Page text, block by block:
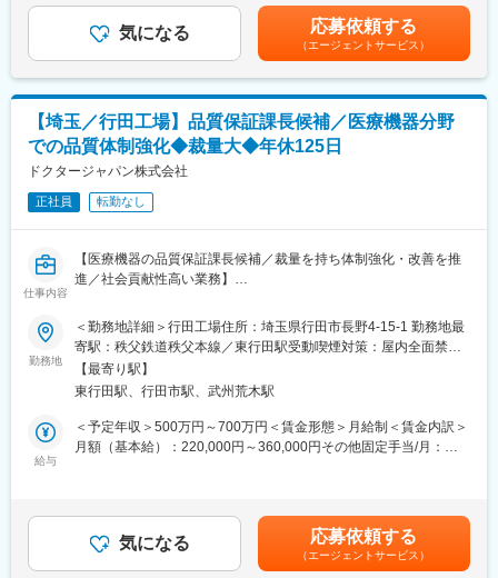
患者様の生活を支える医療機器を扱うため、自分の仕事が社会貢
献につながる実感を得られます。
・幅広い技術が身につく
設計・製造・修理・品質改善まで一貫して携わることができるた
め、技術者として総合的なスキルを習得できます。
・海外技術にも触れられる
自社製品だけでなく海外メーカー製品も取り扱うため、最新の医
療機器技術に触れる機会があります。
・少数精鋭だから裁量が大きい
一人ひとりの役割が広く、自ら考え提案しながら仕事を進められ
変更の範囲：会社の定める業務
日々の業務は拠点内での整備対応が中心となり、チームで協力し
ながら作業を進めていただきます。
■業務詳細：
・自社製品の分解・整備・組立
≪対象製品≫ ノンシールポンプ、往復動ポンプなど
≪使用工具≫ レンチ、ラチェット、スパナなどの一般工具
・故障・トラブルが発生したポンプの原因調査
・作業報告書や台帳などの業務記録入力
≪使用システム≫ kintone、AS400など
・作業手順や業務フローの改善・標準化
・その他、整備品質向上に向けた改善業務
■働き方：
基本的には、求人票記載の勤務地である埼玉拠点での勤務が中心
です。
1日の業務は整備対応がメインとなり、チームで協力しながら案件
整備案件は、短期間で完了するものから、数カ月かけて対応する
ものまでさまざまです。
出張先の例としては宮崎などがあります。
まれに土日対応が発生する場合がありますが、その際は平日に振
替休日を取得いただきます。
り、選考を通じて上下する可能性があります。月給(月額)は固定手
当を含めた表記です。
気になる 応募依頼する
（エージェントサービス）
【埼玉／行田工場】品質保証課長候補／医療機器分野
での品質体制強化◆裁量大◆年休125日
ドクタージャパン株式会社
正社員 転勤なし
仕事内容
【医療機器の品質保証課長候補／裁量を持ち体制強化・改善を推
進／社会貢献性高い業務】
■業務概要
当社の医療機器製品に関する品質保証課長候補として、品質維
持・向上のための業務推進と品質保証体制の強化を担っていただ
きます。事業拡大および取扱製品の増加に伴い、製品品質を守り
顧客満足度向上へ貢献いただくポジションです。幅広い業務領域
で裁量を持ち、業務改善や組織マネジメントにも携われます。
・各種品質関連文書・記録の作成・管理
・供給者監査、製造所監査
・社内関係部署（製造、技術、購買等）との連携・調整
勤務地
＜勤務地詳細＞行田工場住所：埼玉県行田市長野4-15-1 勤務地最
寄駅：秩父鉄道秩父本線／東行田駅受動喫煙対策：屋内全面禁煙
変更の範囲：会社の定める事業所
【最寄り駅】
東行田駅、行田市駅、武州荒木駅
給与
＜予定年収＞500万円～700万円＜賃金形態＞月給制＜賃金内訳＞
月額（基本給）：220,000円～360,000円その他固定手当/月：
いたします。残業代別途支給 ※管理監督者のポジションで採用の
場合は支給無し賞与：基本給5か月分（昨年実績）月給および手当
は個人条件により変動するため、月額・基本給・各種手当は必ず
気になる 応募依頼する
（エージェントサービス）